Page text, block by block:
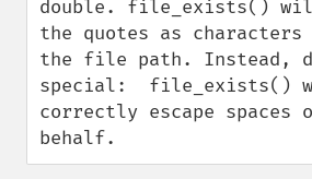
double. file_exists()
the quotes as characters
the file path. Instead,
special:  file_exists()
correctly escape spaces
behalf.